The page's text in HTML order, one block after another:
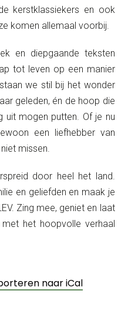
kerstklassiekers en ook
komen allemaal voorbij.
en diepgaande teksten
tot leven op een manier
we stil bij het wonder
geleden, én de hoop die
uit mogen putten. Of je nu
een liefhebber van
missen.
door heel het land.
en geliefden en maak je
Zing mee, geniet en laat
het hoopvolle verhaal
naar iCal